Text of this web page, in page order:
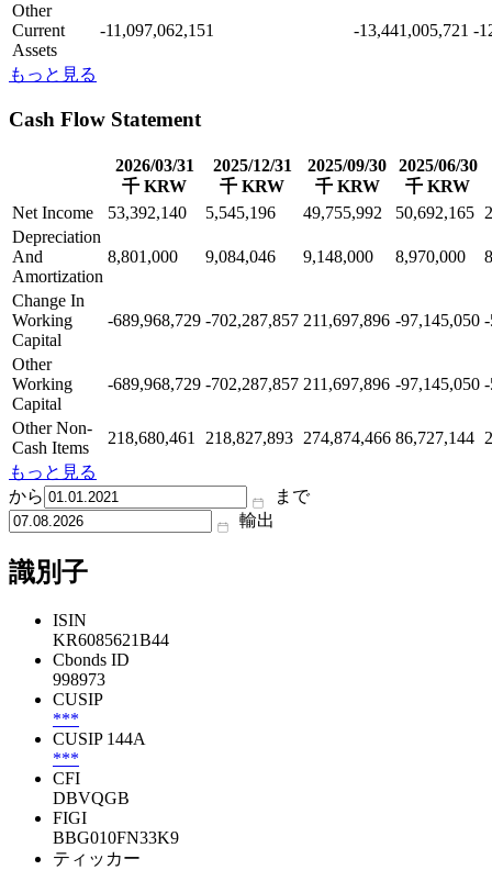
Other
Current
Assets
-11,097,062,151 -13,441,005,721 -
もっと見る
Cash Flow Statement
2026/03/31
千 KRW
2025/12/31
千 KRW
2025/09/30
千 KRW
2025/06/30
千 KRW
Net Income 53,392,140 5,545,196 49,755,992 50,692,165
Depreciation
And
Amortization
8,801,000 9,084,046 9,148,000 8,970,000
Change In
Working
Capital
-689,968,729 -702,287,857 211,697,896 -97,145,050
Other
Working
Capital
-689,968,729 -702,287,857 211,697,896 -97,145,050
Other Non-
Cash Items
218,680,461 218,827,893 274,874,466 86,727,144
もっと見る
から
まで
輸出
識別子
ISIN
KR6085621B44
Cbonds ID
998973
CUSIP
***
CUSIP 144A
***
CFI
DBVQGB
FIGI
BBG010FN33K9
ティッカー